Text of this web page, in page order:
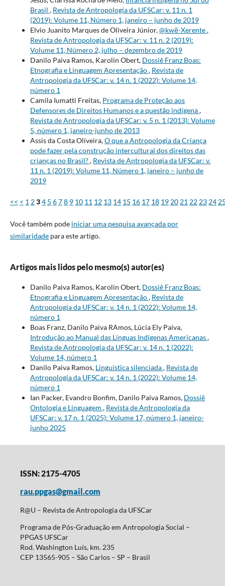
Brasil , Revista de Antropologia da UFSCar: v. 11 n. 1
(2019): Volume 11, Número 1, janeiro – junho de 2019
Elvio Juanito Marques de Oliveira Júnior,@kwẽ-Xerente,
Revista de Antropologia da UFSCar: v. 11 n. 2 (2019):
Volume 11, Número 2, julho – dezembro de 2019
Danilo Paiva Ramos, Karolin Obert, Dossiê Franz Boas:
Etnografia e Linguagem Apresentação, Revista de
Antropologia da UFSCar: v. 14 n. 1 (2022): Volume 14,
número 1
Camila Iumatti Freitas, Programa de Proteção aos
Defensores de Direitos Humanos e a questão indígena,
Revista de Antropologia da UFSCar: v. 5 n. 1 (2013): Volume
5, número 1, janeiro-junho de 2013
Assis da Costa Oliveira,O que a Antropologia da Criança
pode fazer pela construção intercultural dos direitos das
crianças no Brasil?, Revista de Antropologia da UFSCar: v.
11 n. 1 (2019): Volume 11, Número 1, janeiro – junho de
2019
<< < 1234 5 678 9 10 11 12 13 14 15 16 17 18 192021222324
Você também pode iniciar uma pesquisa avançada por
similaridadepara este artigo.
Artigos mais lidos pelo mesmo(s) autor(es)
Danilo Paiva Ramos, Karolin Obert, Dossiê Franz Boas:
Etnografia e Linguagem Apresentação, Revista de
Antropologia da UFSCar: v. 14 n. 1 (2022): Volume 14,
número 1
Boas Franz, Danilo Paiva RAmos, Lúcia Ely Paiva,
Introdução ao Manual das Línguas Indígenas Americanas,
Revista de Antropologia da UFSCar: v. 14 n. 1 (2022):
Volume 14, número 1
Danilo Paiva Ramos, Linguística silenciada, Revista de
Antropologia da UFSCar: v. 14 n. 1 (2022): Volume 14,
número 1
Ian Packer, Evandro Bonfim, Danilo Paiva Ramos, Dossiê
Ontologia e Linguagem , Revista de Antropologia da
UFSCar: v. 17 n. 1 (2025): Volume 17, número 1, janeiro-
junho 2025
ISSN: 2175-4705
rau.ppgas@gmail.com
R@U – Revista de Antropologia da UFSCar
Programa de Pós-Graduação em Antropologia Social –
PPGAS UFSCar
Rod. Washington Luís, km. 235
CEP 13565-905 – São Carlos – SP – Brasil